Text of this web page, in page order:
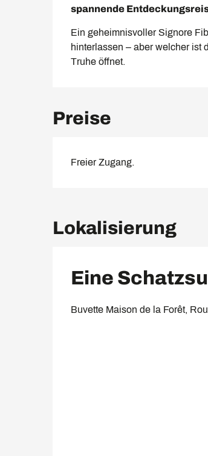
spannende
Ein geheimnisvoller Signore
hinterlassen – aber welcher ist
Truhe öffnet.
Preise
Freier Zugang.
Lokalisierung
Eine
Buvette Maison de la Forêt,